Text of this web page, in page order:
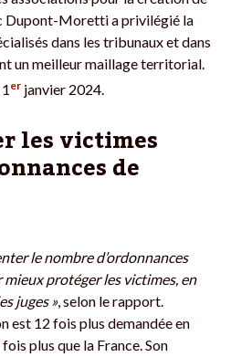
Dupont-Moretti a privilégié la
dans les tribunaux et dans
un meilleur maillage territorial.
er janvier 2024.
les victimes
de
le nombre d’ordonnances
protéger les victimes, en
juges », selon le rapport.
est 12 fois plus demandée en
plus que la France. Son